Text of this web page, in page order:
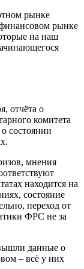
рынке
рынке
на наш
отчёта о
комитета
состоянии
мнения
находится на
состояние
переход от
ФРС не за
данные о
– всё у них